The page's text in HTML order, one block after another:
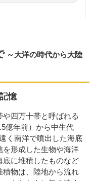
～大洋の時代から大陸
憶
四万十帯と呼ばれる
億年前）から中生代
く南洋で噴出した海底
を形成した生物や海洋
底に堆積したものなど
物は、陸地から流れ